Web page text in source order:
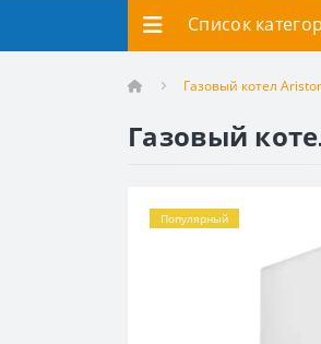
Список
Газовый котел
Газовый
Популярный